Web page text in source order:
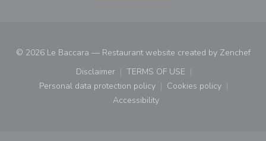
© 2026 Le Baccara — Restaurant website created by Zenchef
Disclaimer
((opens in a new window))
TERMS OF USE
((opens in a new window))
Personal data protection policy
((opens in a new window))
Cookies policy
((opens in a new
Accessibility
((opens in a new window))